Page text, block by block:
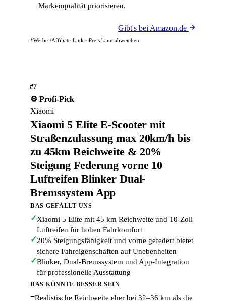
Markenqualität priorisieren.
Gibt's bei Amazon.de
*Werbe-/Affiliate-Link · Preis kann abweichen
#7
⚙️ Profi-Pick
Xiaomi
Xiaomi 5 Elite E-Scooter mit
Straßenzulassung max 20km/h bis
zu 45km Reichweite & 20%
Steigung Federung vorne 10
Luftreifen Blinker Dual-
Bremssystem App
DAS GEFÄLLT UNS
✓Xiaomi 5 Elite mit 45 km Reichweite und 10-Zoll
Luftreifen für hohen Fahrkomfort
✓20% Steigungsfähigkeit und vorne gefedert bietet
sichere Fahreigenschaften auf Unebenheiten
✓Blinker, Dual-Bremssystem und App-Integration
für professionelle Ausstattung
DAS KÖNNTE BESSER SEIN
−Realistische Reichweite eher bei 32–36 km als die